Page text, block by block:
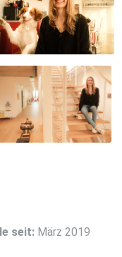
seit: März 2019